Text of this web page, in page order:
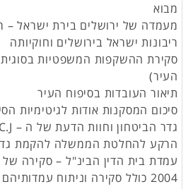
מבוא
מעמדה של ירושלים בירת ישראל –
ריבונות ישראל בירושלים וחוקיותה
סקירת ההשקפות המשפטיות בסוגית
העיר)
תיאור העובדות בסיפוח העיר
סיכום המסקנות אודות לגיטימיות
גדר הביטחון וחוות הדעת של ה – I.C.J
הרקע להחלטת הממשלה להקמת גדר
עמדת בית הדין הבינ"ל – סקירה של
2004 כולל סקירה וניתוח